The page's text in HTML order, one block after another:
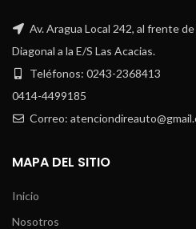
Av. Aragua Local 242, al frente
Diagonal a la E/S Las Acacias.
Teléfonos: 0243-2368413
0414-4499185
Correo:
MAPA DEL SITIO
Inicio
Nosotros